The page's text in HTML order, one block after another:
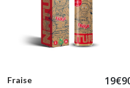
Fraise 19€